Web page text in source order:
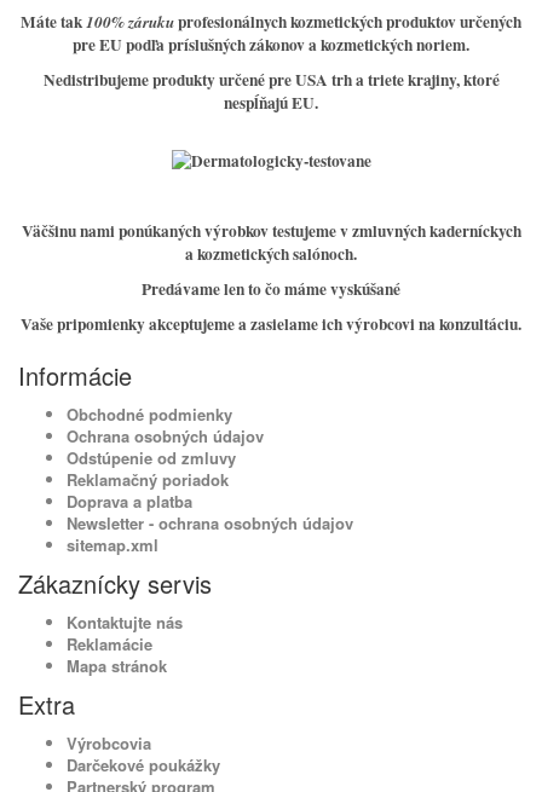
Máte tak100% zárukuprofesionálnych kozmetických produktov určených
pre EU podľa príslušných zákonov a kozmetických noriem.
Nedistribujeme produkty určené pre USA trh a triete krajiny, ktoré
nespĺňajú EU.
Väčšinu nami ponúkaných výrobkov testujeme v zmluvných kaderníckych
a kozmetických salónoch.
Predávame len to čo máme vyskúšané
Vaše pripomienky akceptujeme a zasielame ich výrobcovi na konzultáciu.
Informácie
Obchodné podmienky
Ochrana osobných údajov
Odstúpenie od zmluvy
Reklamačný poriadok
Doprava a platba
Newsletter - ochrana osobných údajov
sitemap.xml
Zákaznícky servis
Kontaktujte nás
Reklamácie
Mapa stránok
Extra
Výrobcovia
Darčekové poukážky
Partnerský program